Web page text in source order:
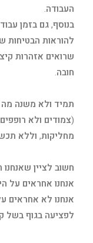
העבודה.
בנוסף,גם בזמן
להוראות הבטיחות
שרואים אזהרות
חובה.
תמיד ולא משנה מה
(צמודים ולא רופפים
מחליקות, וללא
חשוב לציין שאנחנו
אנחנו אחראים על
אנחנו לא אחראים
לפציעה בגוף בשל